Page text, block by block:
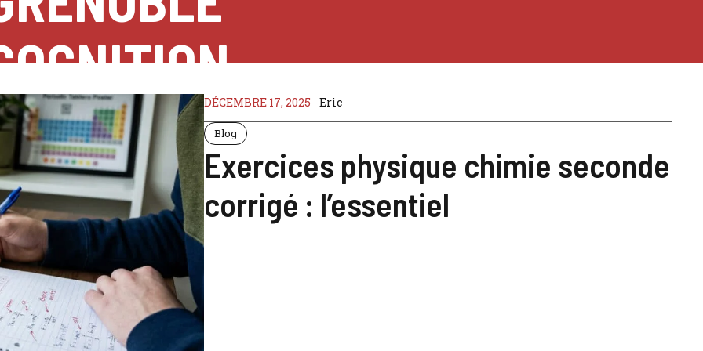
DÉCEMBRE 17, 2025 Eric
Blog
Exercices physique chimie seconde
corrigé : l’essentiel